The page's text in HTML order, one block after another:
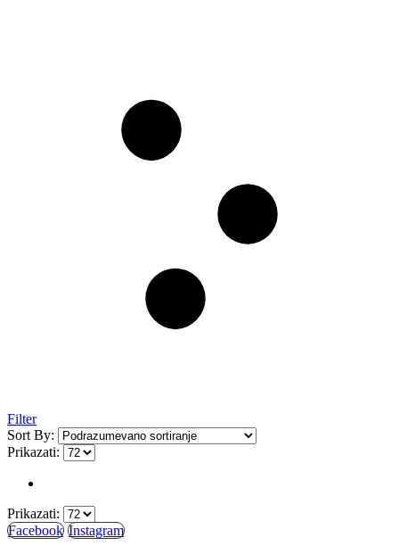
Filter
Sort By:
Prikazati:
Prikazati:
Facebook Instagram